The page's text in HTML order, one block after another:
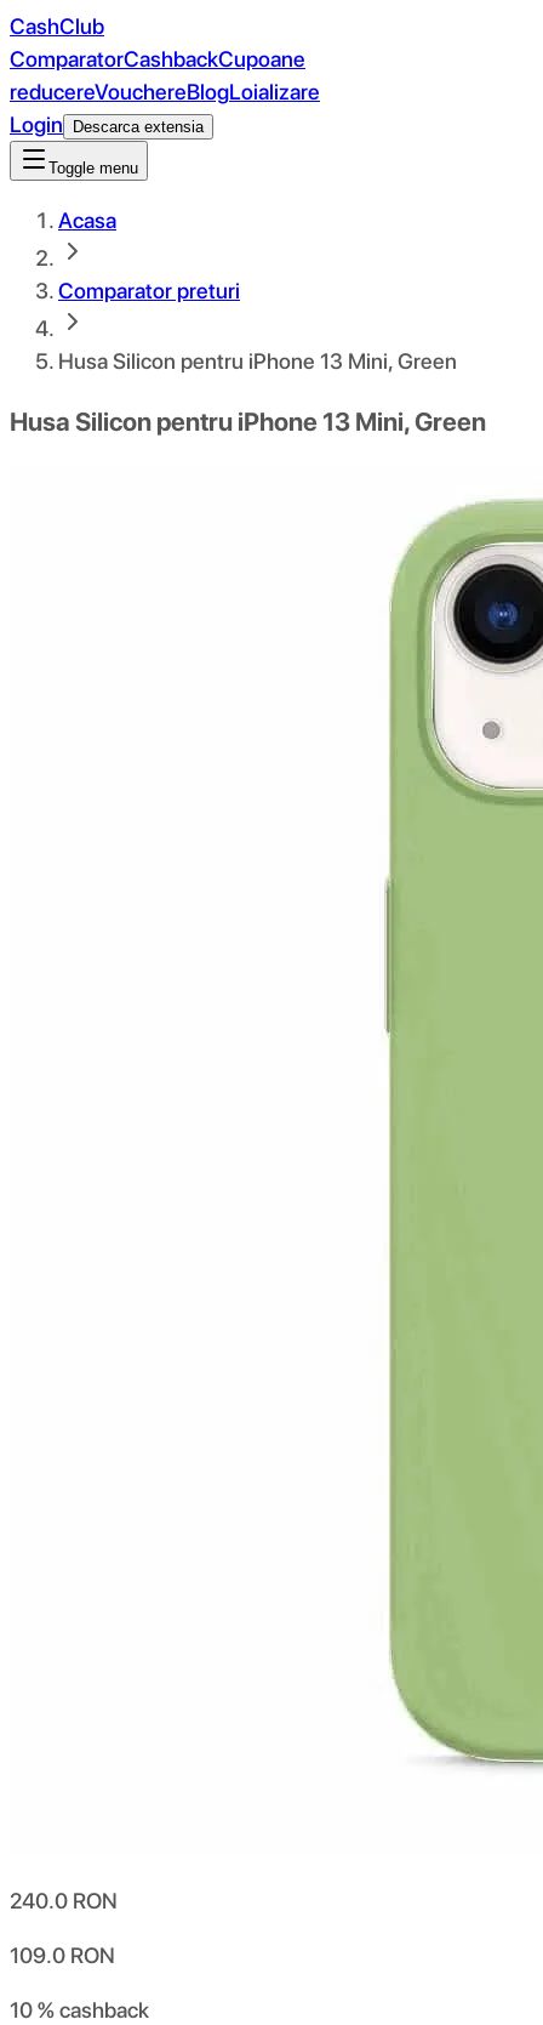
CashClub
ComparatorCashbackCupoane
reducereVouchereBlogLoializare
Login
Descarca extensia
Toggle menu
Acasa
Comparator preturi
Husa Silicon pentru iPhone 13 Mini, Green
Husa Silicon pentru iPhone 13 Mini, Green
240.0 RON
109.0 RON
10 %cashback